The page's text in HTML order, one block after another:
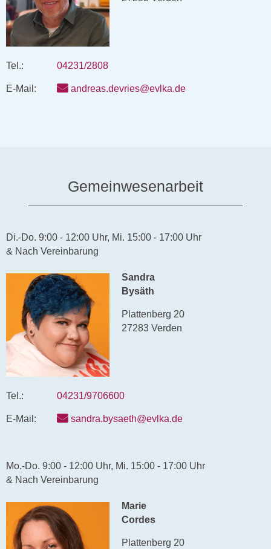
Tel.: 04231/2808
E-Mail: andreas.devries@evlka.de
Gemeinwesenarbeit
Di.-Do. 9:00 - 12:00 Uhr, Mi. 15:00 - 17:00 Uhr
& Nach Vereinbarung
Sandra
Bysäth
Plattenberg 20
27283 Verden
Tel.: 04231/9706600
E-Mail: sandra.bysaeth@evlka.de
Mo.-Do. 9:00 - 12:00 Uhr, Mi. 15:00 - 17:00 Uhr
& Nach Vereinbarung
Marie
Cordes
Plattenberg 20